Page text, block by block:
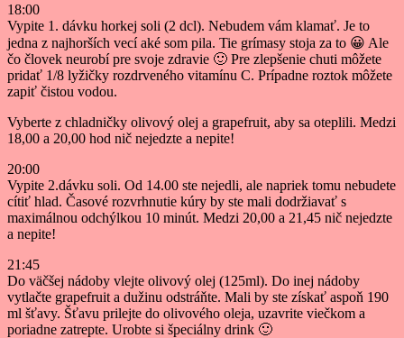
18:00
Vypite 1. dávku horkej soli (2 dcl). Nebudem vám klamať. Je to
jedna z najhorších vecí aké som pila. Tie grímasy stoja za to 😀 Ale
čo človek neurobí pre svoje zdravie 🙂 Pre zlepšenie chuti môžete
pridať 1/8 lyžičky rozdrveného vitamínu C. Prípadne roztok môžete
zapiť čistou vodou.
Vyberte z chladničky olivový olej a grapefruit, aby sa oteplili. Medzi
18,00 a 20,00 hod nič nejedzte a nepite!
20:00
Vypite 2.dávku soli. Od 14.00 ste nejedli, ale napriek tomu nebudete
cítiť hlad. Časové rozvrhnutie kúry by ste mali dodržiavať s
maximálnou odchýlkou 10 minút. Medzi 20,00 a 21,45 nič nejedzte
a nepite!
21:45
Do väčšej nádoby vlejte olivový olej (125ml). Do inej nádoby
vytlačte grapefruit a dužinu odstráňte. Mali by ste získať aspoň 190
ml šťavy. Šťavu prilejte do olivového oleja, uzavrite viečkom a
poriadne zatrepte. Urobte si špeciálny drink 🙂